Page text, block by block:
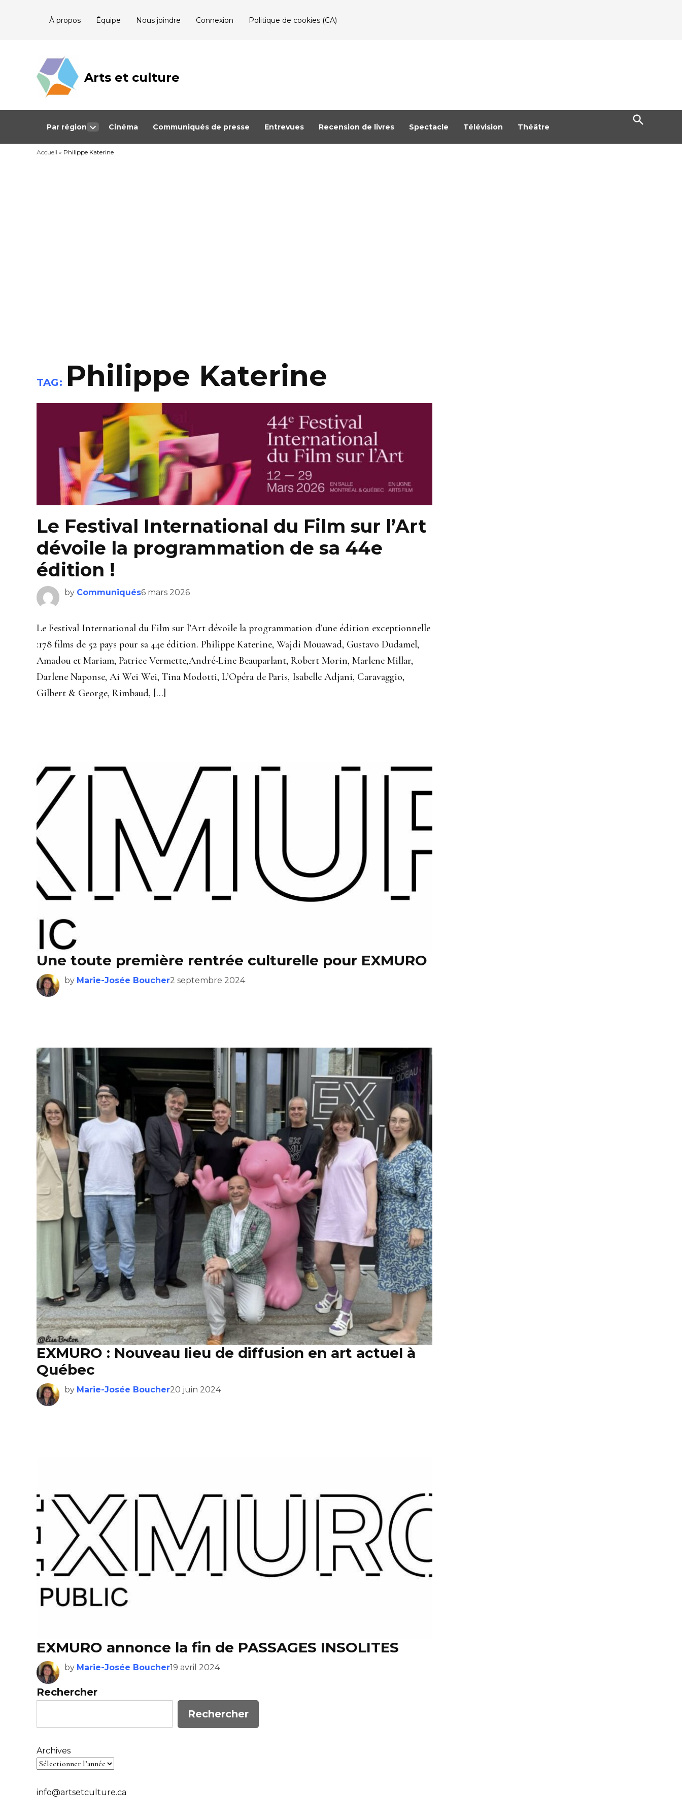
À propos Équipe Nous joindre Connexion Politique de cookies (CA)
Arts et culture
Journalisme
Québec
Par région
dropdown
menu
Cinéma Communiqués de presse Entrevues Recension de livres Spectacle Télévision Théâtre
Open
Search
Accueil » Philippe Katerine
TAG: Philippe Katerine
Le Festival International du Film sur l’Art
dévoile la programmation de sa 44e
édition !
by Communiqués6 mars 2026
Le Festival International du Film sur l’Art dévoile la programmation d’une édition exceptionnelle
:178 films de 52 pays pour sa 44e édition. Philippe Katerine, Wajdi Mouawad, Gustavo Dudamel,
Amadou et Mariam, Patrice Vermette,André-Line Beauparlant, Robert Morin, Marlene Millar,
Darlene Naponse, Ai Wei Wei, Tina Modotti, L’Opéra de Paris, Isabelle Adjani, Caravaggio,
Gilbert & George, Rimbaud, […]
Une toute première rentrée culturelle pour EXMURO
by Marie-Josée Boucher2 septembre 2024
EXMURO : Nouveau lieu de diffusion en art actuel à
Québec
by Marie-Josée Boucher20 juin 2024
EXMURO annonce la fin de PASSAGES INSOLITES
by Marie-Josée Boucher19 avril 2024
Rechercher
Rechercher
Archives
info@artsetculture.ca